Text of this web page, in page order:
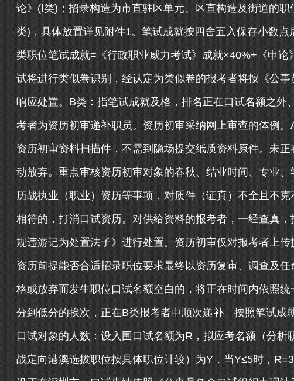
论》(Ⅰ类)；招录构造为市直驻区单元、区直构造及街道的职
类)，具体放置详见附件1。笔试成就按四舍五入保存小数
类职位笔试成就=《行政职业威力考试》成就×40%+《申
试将进行类似卷识别，经认定为类似卷的报考者将按《公
响应处置。B类：指笔试成就及格，排名正在口试名额之外
考者为资历初审递补职员。资历初审采纳网上审查的体例
资历初审资料扫描件，不需到隐场提交纸质资料原件。未
动放弃。重点审核资历初审对象的春秋、结业时间、专业
历战执业（职业）资历等事项，对质件（证真）不全且不
相符的，打消口试资历。对供给资料的报考者，一经查真
规违游记为处置法子》进行处置。资历初审仅对报考者上
资历前提能否合适招录职位要求最终以资历复审、调查及
格或放弃而发生职位口试名额空白的，将正在时间内依照
分到低分的挨次，正在B类报考者中顺次递补。按照笔试成
口试对象的人数：设入围口试名额为R，拟应考名额（分析
战定向港澳选拔职位按具体职位计较）为Y，当Y≤5时，